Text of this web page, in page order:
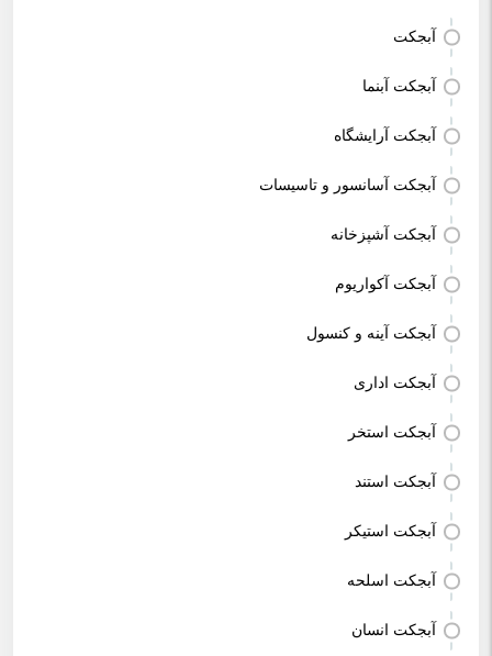
آبجکت
آبجکت آبنما
آبجکت آرایشگاه
آبجکت آسانسور و تاسیسات
آبجکت آشپزخانه
آبجکت آکواریوم
آبجکت آینه و کنسول
آبجکت اداری
آبجکت استخر
آبجکت استند
آبجکت استیکر
آبجکت اسلحه
آبجکت انسان